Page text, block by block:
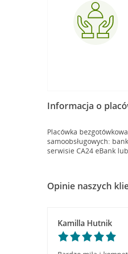
Informacja o
Placówka
samoobsługowych:
serwisie CA24 eBank
Opinie naszych
Kamilla Hutnik